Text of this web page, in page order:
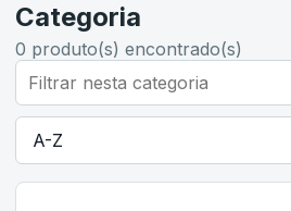
Categoria
0 produto(s) encontrado(s)